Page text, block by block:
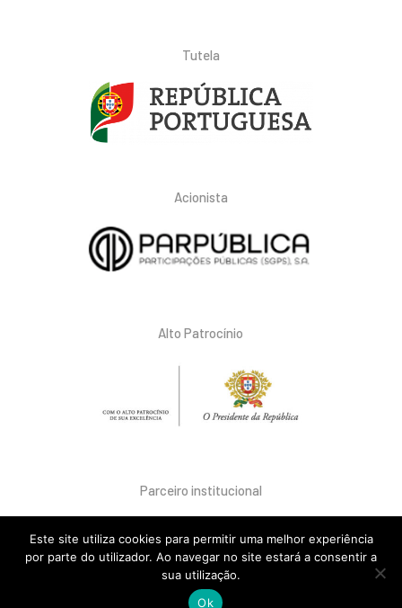
Tutela
Acionista
Alto Patrocínio
Parceiro institucional
Este site utiliza cookies para permitir uma melhor experiência
por parte do utilizador. Ao navegar no site estará a consentir a
sua utilização.
Ok